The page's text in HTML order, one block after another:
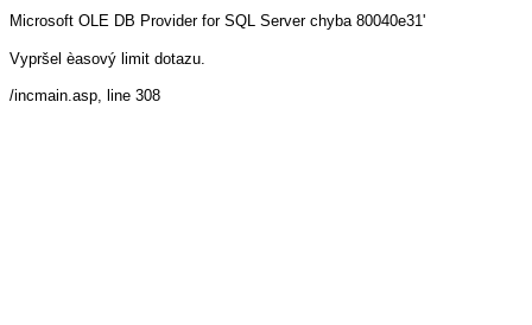
Microsoft OLE DB Provider for SQL Server chyba 80040e31'
Vypršel èasový limit dotazu.
/incmain.asp, line 308